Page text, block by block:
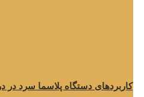
کاربردهای دستگاه پلاسما سرد